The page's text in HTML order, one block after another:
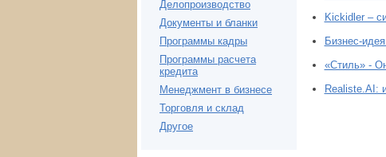
Делопроизводство
Документы и бланки
Программы кадры
Программы расчета
кредита
Менеджмент в бизнесе
Торговля и склад
Другое
Kickidler –
Бизнес-
«Стиль» -
Realiste.AI: